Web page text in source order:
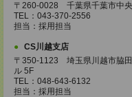
〒260-0028 千葉県千葉市中
TEL：043-370-2556
担当：採用担当
CS川越支店
〒350-1123 埼玉県川越市脇
ル 5F
TEL：048-643-6132
担当：採用担当